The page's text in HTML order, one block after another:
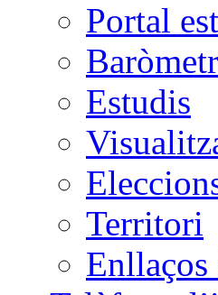
Portal
Estudis
Territori
Enllaços